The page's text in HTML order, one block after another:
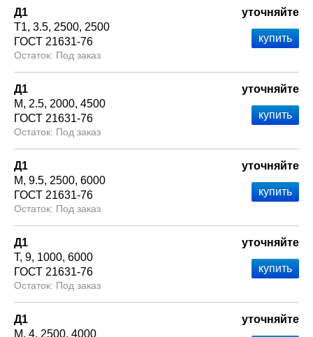
Д1
Т1 3.5 2500 2500
ГОСТ 21631-76
Под заказ
уточняйте
Д1
М
2.5 2000 4500
ГОСТ 21631-76
Под заказ
уточняйте
Д1
М 9.5 2500 6000
ГОСТ 21631-76
Под заказ
уточняйте
Д1
Т 9 1000 6000
ГОСТ 21631-76
Под заказ
уточняйте
Д1
М 4 2500 4000
уточняйте